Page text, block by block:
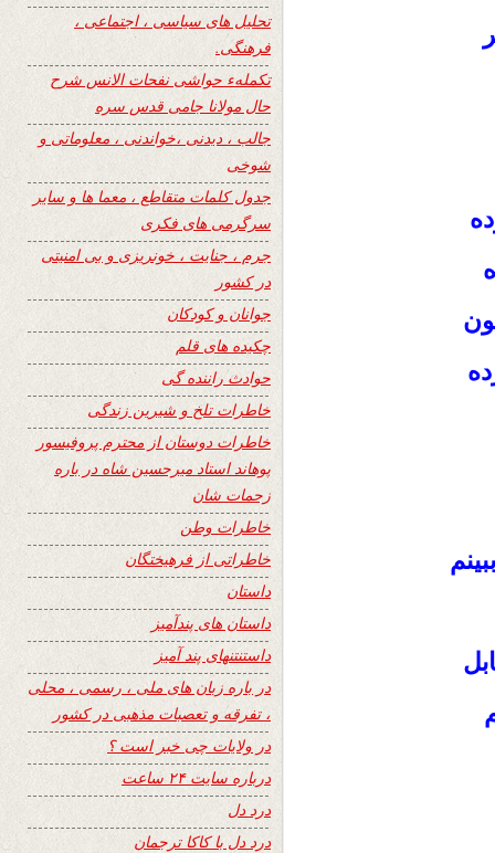
تحلیل های سیاسی ، اجتماعی ،
فرهنگی.
تکملهء حواشی نفحات الانس شرح
حال مولانا جامی قدس سره
جالب ، دیدنی ،خواندنی ، معلوماتی و
شوخی
جدول کلمات متقاطع ، معما ها و سایر
سرگرمی های فکری
جرم ، جنایت ، خونریزی و بی امنیتی
در کشور
جوانان و کودکان
چکیده های قلم
حوادث راننده گی
خاطرات تلخ و شیرین زندگی
خاطرات دوستان از محترم پروفیسور
پوهاند استاد میرحسین شاه در باره
زحمات شان
خاطرات وطن
خاطراتی از فرهیختگان
داستان
داستان های پندآمیز
داستنتنهای پند آمیز
در باره زبان های ملی ، رسمی ، محلی
، تفرقه و تعصبات مذهبی در کشور
در ولایات چی خبر است ؟
درباره سایت ۲۴ ساعت
درد دل
درد دل با کاکا ترجمان